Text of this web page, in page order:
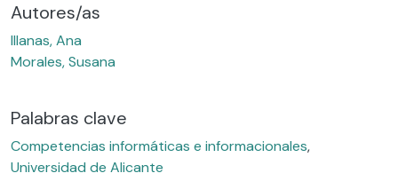
Autores/as
Illanas, Ana
Morales, Susana
Palabras clave
Competencias informáticas e informacionales,
Universidad de Alicante